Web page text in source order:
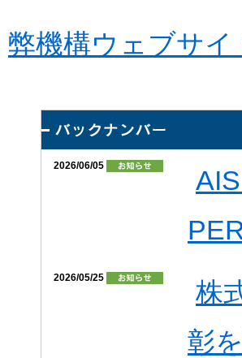
弊機構ウェブサイ
2026/06/05
2026/05/25
株
彰